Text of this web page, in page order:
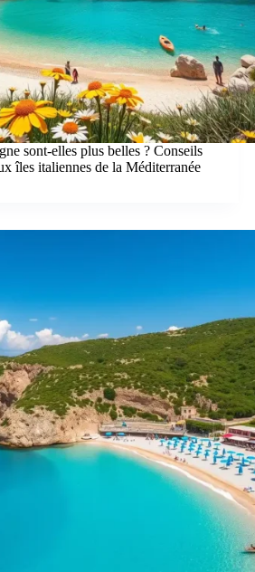
sont-elles plus belles ? Conseils
îles italiennes de la Méditerranée